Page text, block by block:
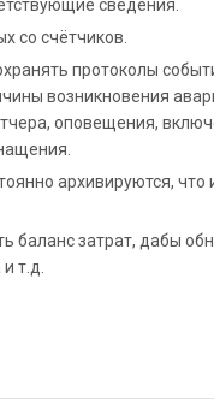
сведения.
со счётчиков.
протоколы
возникновения
оповещения,
архивируются, что
баланс затрат, дабы
т.д.